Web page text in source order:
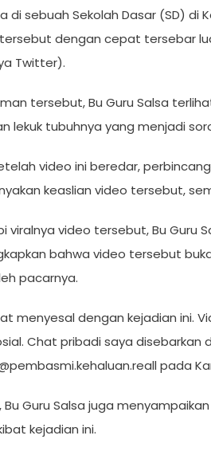
di sebuah Sekolah Dasar (SD) di
dengan cepat tersebar
Twitter).
tersebut, Bu Guru Salsa
lekuk tubuhnya yang menjadi
video ini beredar,
keaslian video tersebut,
viralnya video tersebut, Bu Guru
bahwa video tersebut
pacarnya.
menyesal dengan kejadian ini.
Chat pribadi saya disebarkan
pada
Bu Guru Salsa juga
kejadian ini.